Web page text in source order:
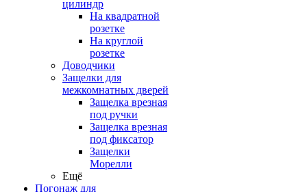
цилиндр
На квадратной
розетке
На круглой
розетке
Доводчики
Защелки для
межкомнатных дверей
Защелка врезная
под ручки
Защелка врезная
под фиксатор
Защелки
Морелли
Ещё
Погонаж для